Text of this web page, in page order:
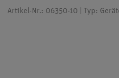
Artikel-Nr.: 06350-10 | Typ: